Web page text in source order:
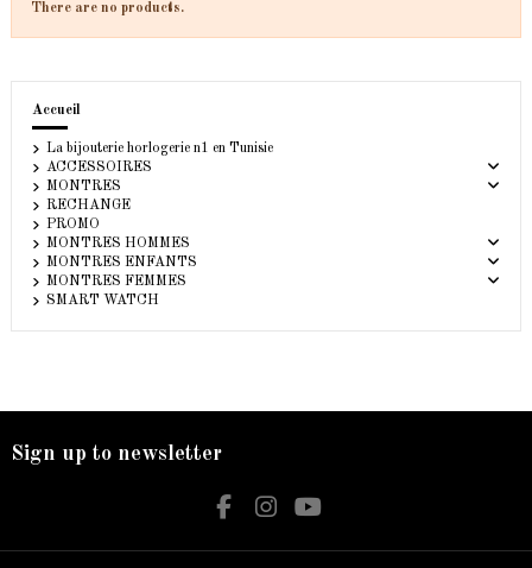
There are no products.
Accueil
La bijouterie horlogerie n1 en Tunisie
ACCESSOIRES
MONTRES
RECHANGE
PROMO
MONTRES HOMMES
MONTRES ENFANTS
MONTRES FEMMES
SMART WATCH
Sign up to newsletter